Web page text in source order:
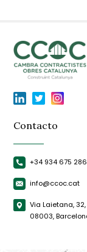
Contacto
+34 934 675 286
info@ccoc.cat
Via Laietana, 32,
08003,